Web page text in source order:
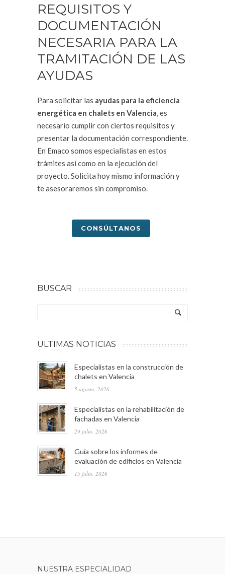
REQUISITOS Y
DOCUMENTACIÓN
NECESARIA PARA LA
TRAMITACIÓN DE LAS
AYUDAS
Para solicitar las ayudas para la eficiencia
energética en chalets en Valencia, es
necesario cumplir con ciertos requisitos y
presentar la documentación correspondiente.
En Emaco somos especialistas en estos
trámites así como en la ejecución del
proyecto. Solicita hoy mismo información y
te asesoraremos sin compromiso.
CONSÚLTANOS
BUSCAR
ULTIMAS NOTICIAS
Especialistas en la construcción de
chalets en Valencia
5 agosto, 2026
Especialistas en la rehabilitación de
fachadas en Valencia
29 julio, 2026
Guía sobre los informes de
evaluación de edificios en Valencia
15 julio, 2026
NUESTRA ESPECIALIDAD